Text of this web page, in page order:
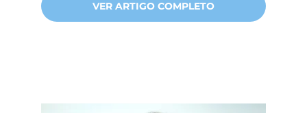
VER ARTIGO COMPLETO